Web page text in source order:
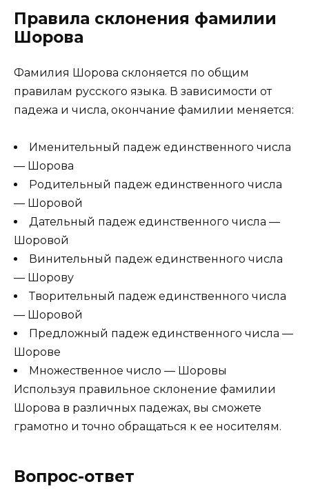
Правила склонения фамилии
Шорова
Фамилия Шорова склоняется по общим
правилам русского языка. В зависимости от
падежа и числа, окончание фамилии меняется:
Именительный падеж единственного числа
— Шорова
Родительный падеж единственного числа
— Шоровой
Дательный падеж единственного числа —
Шоровой
Винительный падеж единственного числа
— Шорову
Творительный падеж единственного числа
— Шоровой
Предложный падеж единственного числа —
Шорове
Множественное число — Шоровы
Используя правильное склонение фамилии
Шорова в различных падежах, вы сможете
грамотно и точно обращаться к ее носителям.
Вопрос-ответ